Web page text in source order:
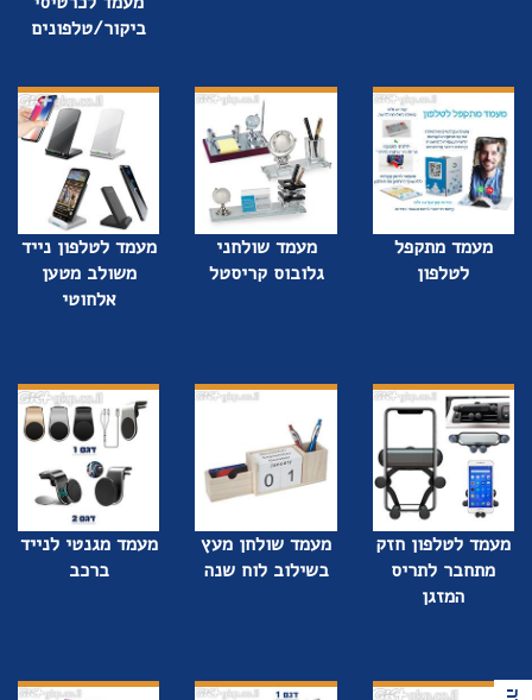
ביקור/טלפונים
מעמד מתקפל
לטלפון
מעמד שולחני
גלובוס קריסטל
מעמד לטלפון נייד
משולב מטען
אלחוטי
מעמד לטלפון חזק
מתחבר לתריס
המזגן
מעמד שולחן מעץ
בשילוב לוח שנה
מעמד מגנטי לנייד
ברכב